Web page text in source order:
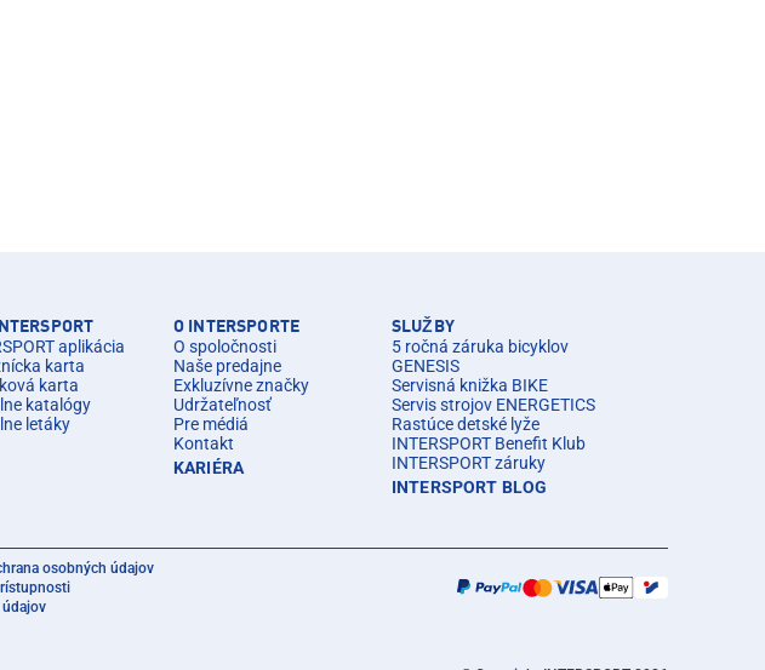
aplikácia
karta
karta
katalógy
letáky
O INTERSPORTE
O spoločnosti
Naše predajne
Exkluzívne značky
Udržateľnosť
Pre médiá
Kontakt
KARIÉRA
SLUŽBY
5 ročná záruka bicyklov
GENESIS
Servisná knižka BIKE
Servis strojov ENERGETICS
Rastúce detské lyže
INTERSPORT Benefit Klub
INTERSPORT záruky
INTERSPORT BLOG
osobných údajov
údajov